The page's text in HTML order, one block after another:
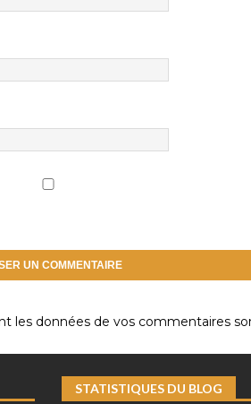
les données de vos commentaires
STATISTIQUES DU BLOG